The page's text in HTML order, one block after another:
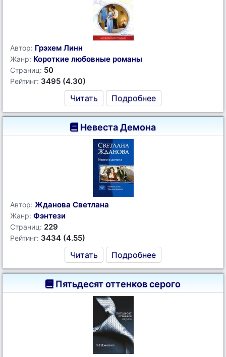
Автор: Грэхем Линн
Жанр: Короткие любовные романы
Страниц: 50
Рейтинг: 3495 (4.30)
Читать Подробнее
Невеста Демона
Автор: Жданова Светлана
Жанр: Фэнтези
Страниц: 229
Рейтинг: 3434 (4.55)
Читать Подробнее
Пятьдесят оттенков серого